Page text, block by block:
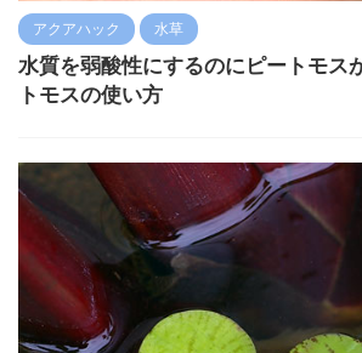
アクアハック 水草
水質を弱酸性にするのにピートモス
トモスの使い方